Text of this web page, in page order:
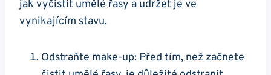
jak vyčistit umělé řasy a udržet je ve
vynikajícím stavu.
Odstraňte make-up: Před tím, než začnete